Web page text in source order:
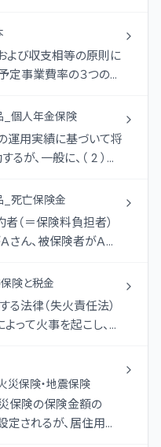
よび収支相等の原則に
定事業費率の３つの予
_個人年金保険
運用実績に基づいて将
が、一般に、（ 2 ）に
_死亡保険金
（＝保険料負担者）
ん、被保険者がＡさ
の課税対象となる。
険と税金
法律（失火責任法）
って火事を起こし、借
家の所有者に対して損
災保険・地震保険
保険の保険金額の
されるが、居住用建